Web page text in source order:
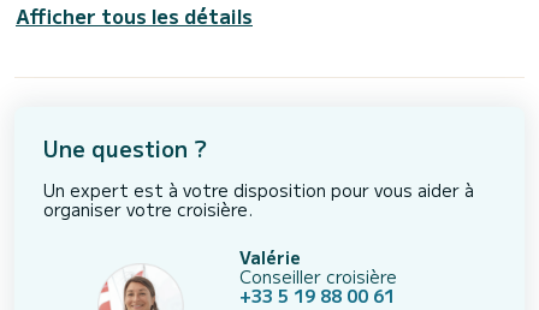
Afficher tous les détails
Une question ?
Un expert est à votre disposition pour vous aider à
organiser votre croisière.
Valérie
Conseiller croisière
+33 5 19 88 00 61